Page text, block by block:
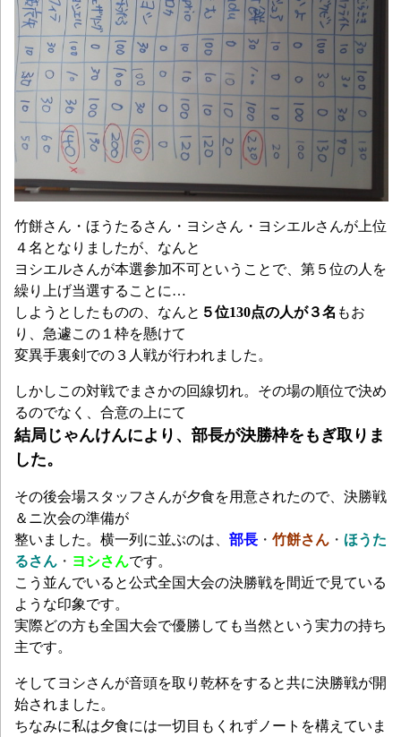
竹餅さん・ほうたるさん・ヨシさん・ヨシエルさんが上位
４名となりましたが、なんと
ヨシエルさんが本選参加不可ということで、第５位の人を
繰り上げ当選することに…
しようとしたものの、なんと ５位130点の人が３名 もお
り、急遽この１枠を懸けて
変異手裏剣での３人戦が行われました。
しかしこの対戦でまさかの回線切れ。その場の順位で決め
るのでなく、合意の上にて
結局じゃんけんにより、部長が決勝枠をもぎ取りま
した。
その後会場スタッフさんが夕食を用意されたので、決勝戦
＆ニ次会の準備が
整いました。横一列に並ぶのは、 部長 ・ 竹餅さん ・ ほうた
るさん ・ ヨシさんです。
こう並んでいると公式全国大会の決勝戦を間近で見ている
ような印象です。
実際どの方も全国大会で優勝しても当然という実力の持ち
主です。
そしてヨシさんが音頭を取り乾杯をすると共に決勝戦が開
始されました。
ちなみに私は夕食には一切目もくれずノートを構えていま